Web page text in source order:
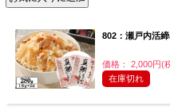
802：瀬戸内活
価格： 2,000円(
在庫切れ